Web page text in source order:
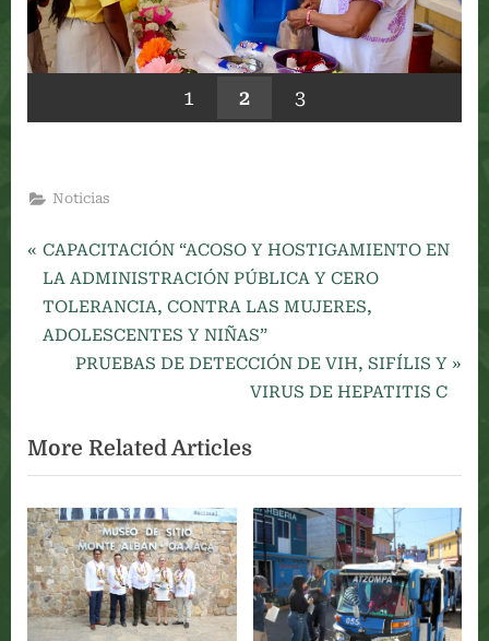
1 2 3
Noticias
Navegación
de
entradas
P
r
e
v
s
P
o
s
t
:
CAPACITACIÓN “ACOSO Y HOSTIGAMIENTO EN
LA ADMINISTRACIÓN PÚBLICA Y CERO
TOLERANCIA, CONTRA LAS MUJERES,
ADOLESCENTES Y NIÑAS”
N
t
P
o
s
t
:
PRUEBAS DE DETECCIÓN DE VIH, SIFÍLIS Y
VIRUS DE HEPATITIS C
More Related Articles